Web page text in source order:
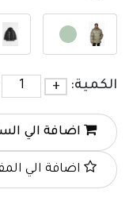
الكمية: +
اضافة الي
اضافة الي